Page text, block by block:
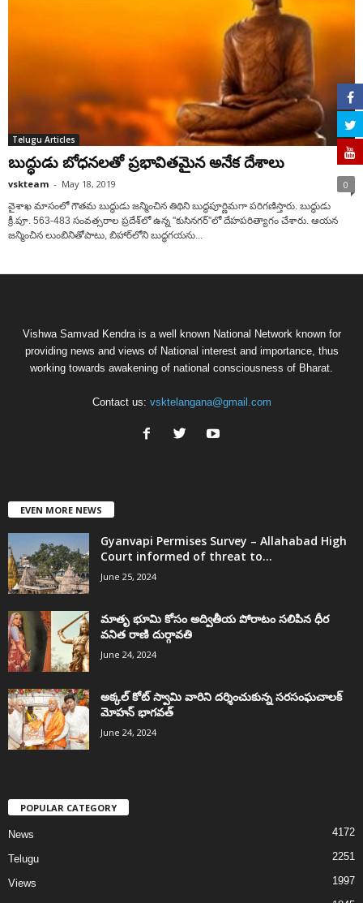
Telugu Articles
బుద్ధుడు బోధనలతో ప్రభావితమైన అనేక దేశాలు
vskteam - May 18, 2019 0
వైశాఖ మాసంలో గౌతమ బుద్ధుడు జన్మించిన తిథిని బుద్ధపూర్ణిమగా పరిగణిస్తారు. బుద్ధుడు
క్రీ.పూ. 563-483 సంవత్సరాల ప్రదేశ్‌లో ఉన్న ''కుసినగర్‌''లో దేహపరిత్యాగం చేశారు. ఆయన
జన్మించిన లుంబినితోపాటు, బిహార్‌లోని బుద్ధగయను...
Vishwa Samvad Kendra is a well known National Network known for
providing news and views of National interest and importance, thus
working towards awakening of national consciousness of Bharat.
Contact us: vsktelangana@gmail.com
EVEN MORE NEWS
Gyanvapi Permises Survey – Allahabad High
Court informed of threat to...
June 25, 2024
మాతృ భూమి కోసం అద్వితీయ పోరాటం సలిపిన ధీర
వనిత రాణి దుర్గావతి
June 24, 2024
అక్కల్‌ కోట్‌ స్వామి వారిని దర్శించుకున్న సరసంఘచాలక్
మోహన్ భాగవత్
June 24, 2024
POPULAR CATEGORY
News 4172
Telugu 2251
Views 1997